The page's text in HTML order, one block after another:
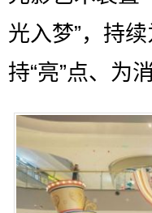
光入梦”，持
持“亮”点、为